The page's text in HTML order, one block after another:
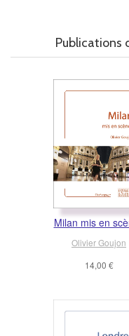
Publications
Milan mis en
Olivier Goujon
14,00 €